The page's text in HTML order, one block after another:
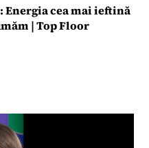
Energia cea mai ieftină
| Top Floor